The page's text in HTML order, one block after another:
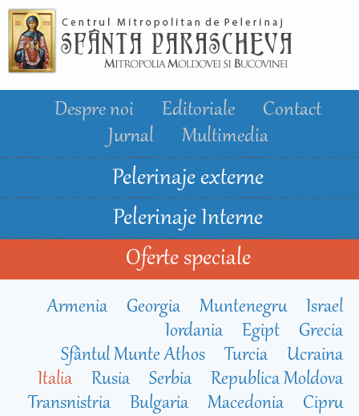
conţinutul
principal
Despre noi Editoriale
Contact
Jurnal
Multimedia
Pelerinaje externe
Pelerinaje Interne
Oferte speciale
Armenia Georgia Muntenegru
Israel
Iordania
Egipt
Grecia
Sfântul Munte Athos
Turcia
Ucraina
Italia
Rusia Serbia
Republica Moldova
Transnistria
Bulgaria Macedonia
Cipru